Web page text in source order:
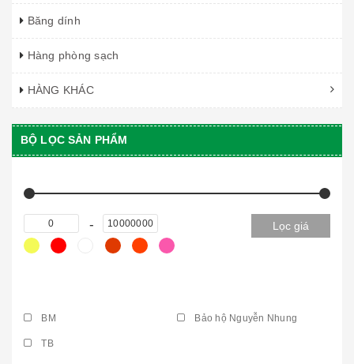
Băng dính
Hàng phòng sạch
HÀNG KHÁC
BỘ LỌC SẢN PHẨM
Lọc giá
BM Bảo hộ Nguyễn Nhung
TB